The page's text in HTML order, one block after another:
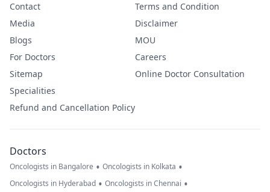
Contact
Media
Blogs
For Doctors
Sitemap
Specialities
Refund and Cancellation Policy
Terms and Condition
Disclaimer
MOU
Careers
Online Doctor Consultation
Doctors
Oncologists in Bangalore • Oncologists in Kolkata •
Oncologists in Hyderabad • Oncologists in Chennai •